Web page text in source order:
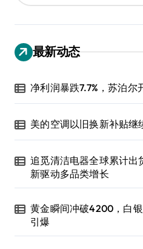
最新动态
净利润暴跌7.7%，苏泊尔
美的空调以旧换新补贴继
追觅清洁电器全球累计
新驱动多品类增长
黄金瞬间冲破4200，白
引爆